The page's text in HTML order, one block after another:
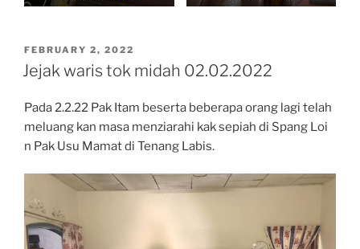
POSTED
ON
FEBRUARY 2, 2022
Jejak waris tok midah 02.02.2022
Pada 2.2.22 Pak Itam beserta beberapa orang lagi telah
meluang kan masa menziarahi kak sepiah di Spang Loi
n Pak Usu Mamat di Tenang Labis.